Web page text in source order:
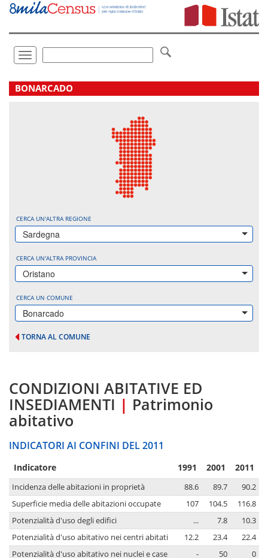
Vai
direttamente
Toggle
navigation
.
BONARCADO
CERCA UN'ALTRA REGIONE
Sardegna
CERCA UN'ALTRA PROVINCIA
Oristano
CERCA UN COMUNE
Bonarcado
TORNA AL COMUNE
CONDIZIONI ABITATIVE ED
INSEDIAMENTI | Patrimonio
abitativo
INDICATORI AI CONFINI DEL 2011
Indicatore 1991 2001 2011
Incidenza delle abitazioni in proprietà 88.6 89.7
90.2
Superficie media delle abitazioni occupate
107 104.5
116.8
Potenzialità d'uso degli edifici
... 7.8
10.3
Potenzialità d'uso abitativo nei centri abitati
12.2 23.4
22.4
Potenzialità d'uso abitativo nei nuclei e case
- 50 0